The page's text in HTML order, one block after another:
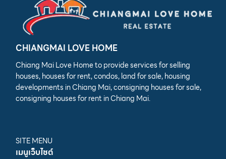
CHIANGMAI LOVE HOME
Chiang Mai Love Home to provide services for selling
houses, houses for rent, condos, land for sale, housing
developments in Chiang Mai, consigning houses for sale,
consigning houses for rent in Chiang Mai.
SITE MENU
เมนูเว็บไซต์